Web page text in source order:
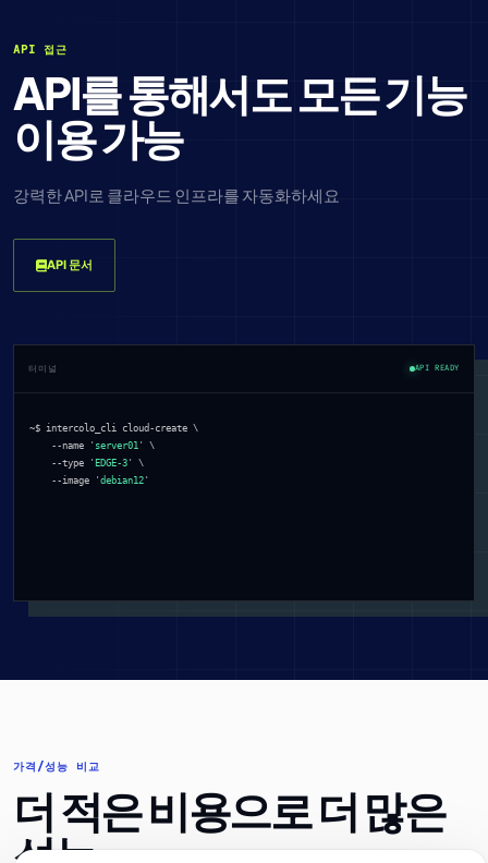
API 접근
API를 통해서도 모든 기능
이용 가능
강력한 API로 클라우드 인프라를 자동화하세요
API 문서
터미널 API READY
~$ intercolo_cli cloud-create \
    --name '
server01 ' \
    --type '
EDGE-3 ' \
    --image '
debian12 '
가격/성능 비교
더 적은 비용으로 더 많은